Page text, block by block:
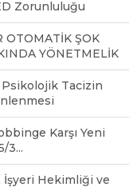
Zorunluluğu
OTOMATİK ŞOK
YÖNETMELİK
Psikolojik Tacizin
Karşı Yeni
3...
İşyeri Hekimliği ve